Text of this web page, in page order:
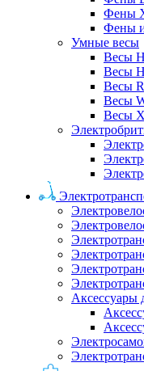
Фены
Фены
Умные весы
Весы
Весы
Весы
Весы
Весы
Аксессуары